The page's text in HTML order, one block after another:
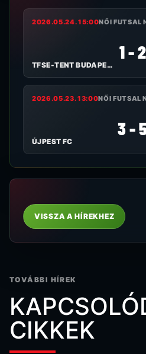
2026.05.24. 15:00NŐI FUTSAL
TFSE-TENT BUDAPEST
1 - 2
2026.05.23. 13:00NŐI FUTSAL
ÚJPEST FC
3 -
VISSZA A HÍREKHEZ
TOVÁBBI HÍREK
CIKKEK